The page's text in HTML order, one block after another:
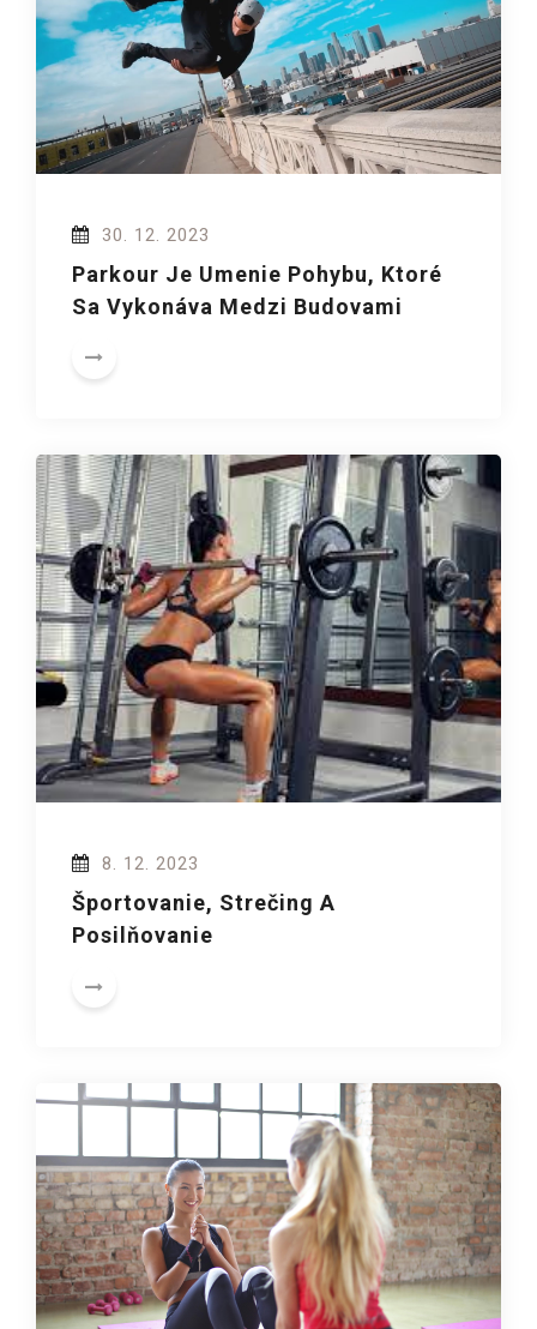
30. 12. 2023
Parkour Je Umenie Pohybu, Ktoré
Sa Vykonáva Medzi Budovami
8. 12. 2023
Športovanie, Strečing A
Posilňovanie